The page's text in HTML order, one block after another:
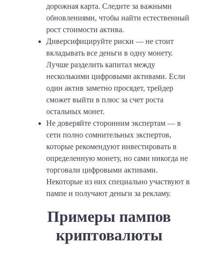
дорожная карта. Следите за важными
обновлениями, чтобы найти естественный
рост стоимости актива.
Диверсифицируйте риски — не стоит
вкладывать все деньги в одну монету.
Лучше разделить капитал между
несколькими цифровыми активами. Если
один актив заметно просядет, трейдер
сможет выйти в плюс за счет роста
остальных монет.
Не доверяйте сторонним экспертам — в
сети полно сомнительных экспертов,
которые рекомендуют инвестировать в
определенную монету, но сами никогда не
торговали цифровыми активами.
Некоторые из них специально участвуют в
пампе и получают деньги за рекламу.
Примеры пампов
криптовалюты